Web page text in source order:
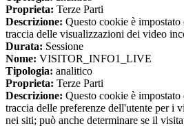
Proprieta: Terze Parti
Descrizione: Questo cookie è impostato
traccia delle visualizzazioni dei video
Durata: Sessione
Nome: VISITOR_INFO1_LIVE
Tipologia: analitico
Proprieta: Terze Parti
Descrizione: Questo cookie è impostato
traccia delle preferenze dell'utente per i
nei siti; può anche determinare se il